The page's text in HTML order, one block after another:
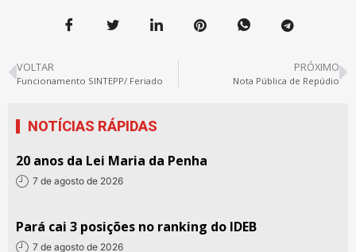
VOLTAR
Funcionamento SINTEPP/ Feriado
PRÓXIMO
Nota Pública de Repúdio
NOTÍCIAS RÁPIDAS
20 anos da Lei Maria da Penha
7 de agosto de 2026
Pará cai 3 posições no ranking do IDEB
7 de agosto de 2026